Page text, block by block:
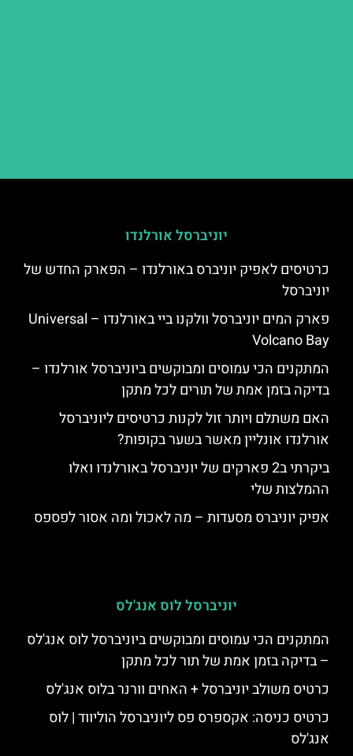
יוניברסל אורלנדו
כרטיסים לאפיק יוניברס באורלנדו – הפארק החדש של
יוניברסל
פארק המים יוניברסל וולקנו ביי באורלנדו – Universal
Volcano Bay
המתקנים הכי עמוסים ומבוקשים ביוניברסל אורלנדו –
בדיקה בזמן אמת של תורים לכל מתקן
האם משתלם ויותר זול לקנות כרטיסים ליוניברסל
אורלנדו אונליין מאשר בשער בקופות?
ביקרתי ב2 פארקים של יוניברסל באורלנדו ואלו
ההמלצות שלי
אפיק יוניברס מסעדות – מה לאכול ומה אסור לפספס
יוניברסל לוס אנג'לס
המתקנים הכי עמוסים ומבוקשים ביוניברסל לוס אנג'לס
– בדיקה בזמן אמת של תור לכל מתקן
כרטיס משולב יוניברסל + האחים וורנר בלוס אנג'לס
כרטיס כניסה: אקספרס פס ליוניברסל הוליווד | לוס
אנג'לס